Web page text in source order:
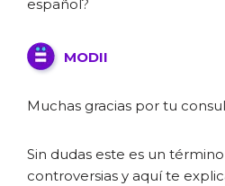
español?
MODII
Muchas gracias por tu
Sin dudas este es un
controversias y aquí te